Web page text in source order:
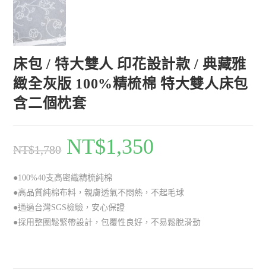
床包 / 特大雙人 印花設計款 / 典藏雅
緻全灰版 100%精梳棉 特大雙人床包
含二個枕套
NT$1,780 NT$1,350
●100%40支高密織精梳純棉
●高品質純棉布料，親膚透氣不悶熱，不起毛球
●通過台灣SGS檢驗，安心保證
●採用整圈鬆緊帶設計，包覆性良好，不易鬆脫滑動